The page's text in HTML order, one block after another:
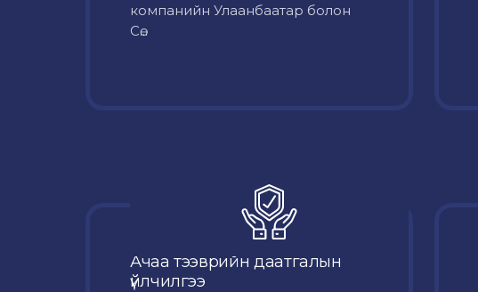
компанийн Улаанбаатар болон
Сө...
Ачаа тээврийн даатгалын
үйлчилгээ